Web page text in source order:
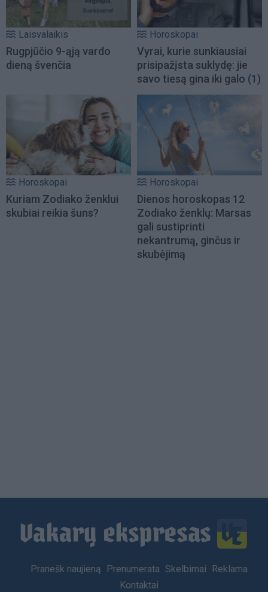
Laisvalaikis
Rugpjūčio 9-ąją vardo
dieną švenčia
Horoskopai
Vyrai, kurie sunkiausiai
prisipažįsta suklydę: jie
savo tiesą gina iki galo (1)
Horoskopai
Kuriam Zodiako ženklui
skubiai reikia šuns?
Horoskopai
Dienos horoskopas 12
Zodiako ženklų: Marsas
gali sustiprinti
nekantrumą, ginčus ir
skubėjimą
Footer
Pranešk naujieną Prenumerata Skelbimai
Reklama
Kontaktai